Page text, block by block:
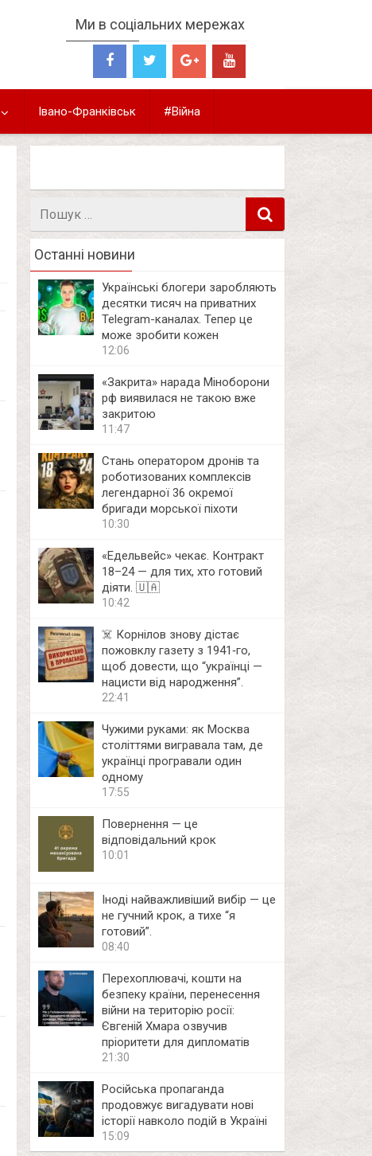
Ми в соціальних мережах
Івано-Франківськ #Війна
Останні новини
Українські блогери заробляють
десятки тисяч на приватних
Telegram-каналах. Тепер це
може зробити кожен
12:06
«Закрита» нарада Міноборони
рф виявилася не такою вже
закритою
11:47
Стань оператором дронів та
роботизованих комплексів
легендарної 36 окремої
бригади морської піхоти
10:30
«Едельвейс» чекає. Контракт
18–24 — для тих, хто готовий
діяти. 🇺🇦
10:42
☠️ Корнілов знову дістає
пожовклу газету з 1941‑го,
щоб довести, що “українці —
нацисти від народження”.
22:41
Чужими руками: як Москва
століттями вигравала там, де
українці програвали один
одному
17:55
Повернення — це
відповідальний крок
10:01
Іноді найважливіший вибір — це
не гучний крок, а тихе “я
готовий”.
08:40
Перехоплювачі, кошти на
безпеку країни, перенесення
війни на територію росії:
Євгеній Хмара озвучив
пріоритети для дипломатів
21:30
Російська пропаганда
продовжує вигадувати нові
історії навколо подій в Україні
15:09